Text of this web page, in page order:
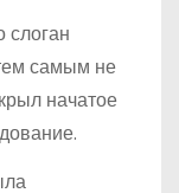
слоган
самым не
начатое